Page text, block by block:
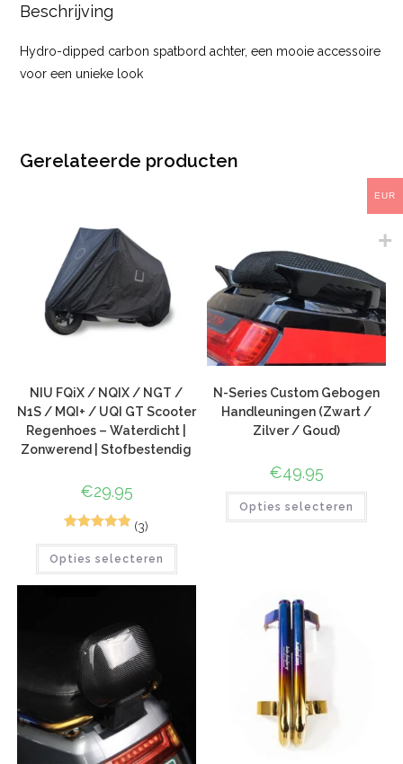
Beschrijving
Hydro-dipped carbon spatbord achter, een mooie accessoire
voor een unieke look
Gerelateerde producten
NIU FQiX / NQIX / NGT /
N1S / MQI+ / UQI GT Scooter
Regenhoes – Waterdicht |
Zonwerend | Stofbestendig
€29.95
5.00op 5
n
(3)
Opties selecteren
N-Series Custom Gebogen
Handleuningen (Zwart /
Zilver / Goud)
€49.95
Opties selecteren
EUR